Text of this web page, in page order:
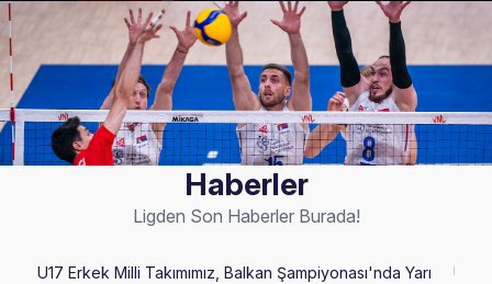
Haberler
Ligden Son Haberler Burada!
U17 Erkek Milli Takımımız, Balkan Şampiyonası'nda Yarı
U20